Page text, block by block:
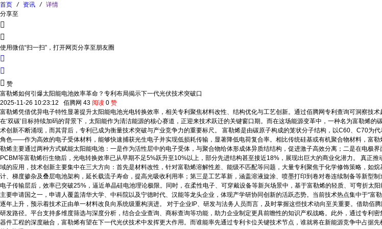
首页 / 资讯 /
详情
分享至


使用微信“扫一扫”，打开网页分享至朋友圈


 赞
富勒烯如何引爆太阳能电池效率革命？专利布局揭示下一代光伏技术突破口
2025-11-26 10:23:12
佰腾网 43 阅读 0 赞
富勒烯凭借优异电子特性显著提升太阳能电池光电转换效率，相关专利聚焦材料改性、结构优化与工艺创新。通过佰腾网专利查询可洞察技术
在‘双碳’目标持续加码的背景下，太阳能作为清洁能源的核心赛道，正迎来技术跃迁的关键窗口期。而在这场能源变革中，一种名为富勒烯
术创新不断涌现，而其背后，专利已成为衡量技术突破与产业竞争力的重要标尺。 富勒烯是由碳原子构成的笼状分子结构，以C60、C70
角色——作为高效的电子受体材料，能够快速捕获光生电子并实现低损耗传输，显著降低电荷复合率。相比传统硅基或有机聚合物材料，富
勒烯主要通过两种方式赋能太阳能电池：一是作为活性层中的电子受体，与聚合物给体形成体异质结结构，促进激子高效分离；二是在电极
PCBM等富勒烯衍生物后，光电转换效率已从早期不足5%跃升至10%以上，部分先进结构甚至接近18%，展现出巨大的商业化潜力。 真正
域的应用，技术创新主要集中在三大方向：首先是材料改性，针对富勒烯溶解性差、能级不匹配等问题，大量专利聚焦于化学修饰策略，
计、梯度掺杂及叠层电池架构，延长载流子寿命，提高光吸收利用率；第三是工艺革新，涵盖溶液旋涂、喷墨打印到卷对卷连续制备等新
电子传输层后，效率已突破25%，逼近单晶硅电池理论极限。同时，在柔性电子、可穿戴设备等新兴场景中，基于富勒烯的轻质、可弯折
主要申请国之一，申请人覆盖清华大学、中科院以及宁德时代、汉能等龙头企业，体现产学研协同创新的活跃态势。当前技术热点集中于“富
逐年上升，预示着技术正由单一材料改良向系统级重构演进。 对于企业IP、研发与法务人员而言，及时掌握这些技术动向至关重要。借助
研发路径。平台支持多维度筛选与深度分析，结合企业查询、商标查询等功能，助力企业制定更具前瞻性的知识产权战略。此外，通过专
器件工程的深度融合，富勒烯有望在下一代光伏技术中发挥更大作用。而谁能率先通过专利卡位关键技术节点，谁就将在新能源竞争中占据先